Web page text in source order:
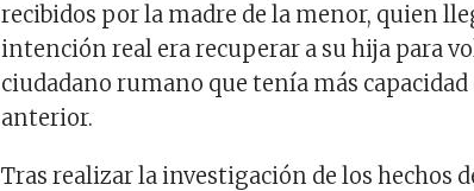
recibidos por la madre de la menor, quien
intención real era recuperar a su hija para
ciudadano rumano que tenía más
anterior.
Tras realizar la investigación de los hechos